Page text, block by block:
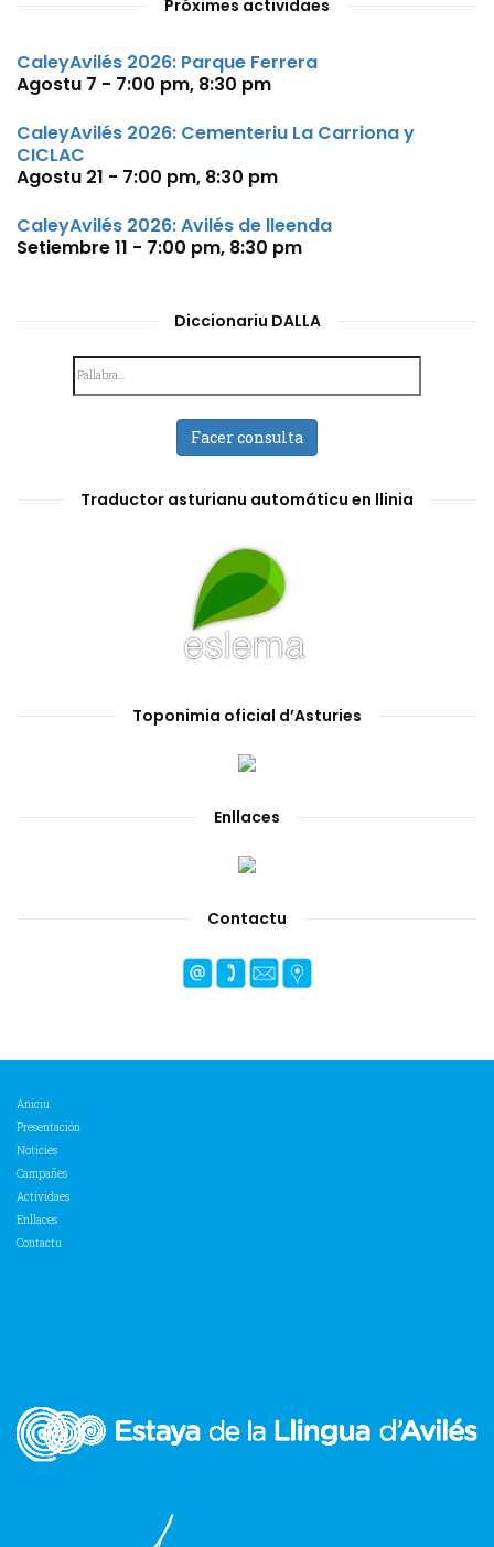
Próximes actividaes
CaleyAvilés 2026: Parque Ferrera
Agostu 7 - 7:00 pm, 8:30 pm
CaleyAvilés 2026: Cementeriu La Carriona y
CICLAC
Agostu 21 - 7:00 pm, 8:30 pm
CaleyAvilés 2026: Avilés de lleenda
Setiembre 11 - 7:00 pm, 8:30 pm
Diccionariu DALLA
Facer consulta
Traductor asturianu automáticu en llinia
Toponimia oficial d’Asturies
Enllaces
Contactu
Aniciu
Presentación
Noticies
Campañes
Actividaes
Enllaces
Contactu